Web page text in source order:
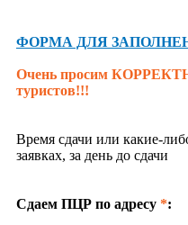
ФОРМА ДЛЯ
Очень просим
туристов!!!
Время сдачи или какие-
заявках, за день до сдачи
Сдаем ПЦР по адресу *: